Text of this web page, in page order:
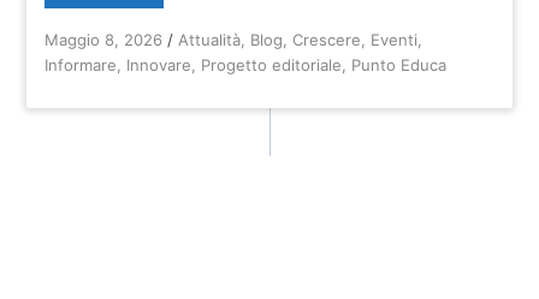
Maggio 8, 2026 / Attualità Blog ,Crescere Eventi
Informare
Innovare Progetto editoriale Punto Educa